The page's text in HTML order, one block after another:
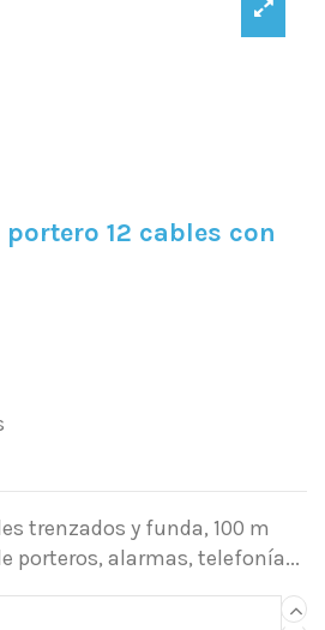
12 cables con
trenzados y funda, 100 m
porteros, alarmas, telefonía...